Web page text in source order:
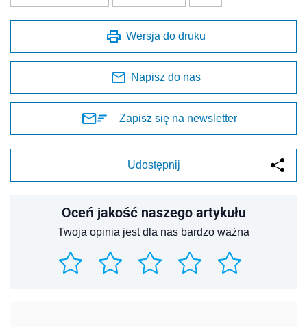
Wersja do druku
Napisz do nas
Zapisz się na newsletter
Udostępnij
Oceń jakość naszego artykułu
Twoja opinia jest dla nas bardzo ważna